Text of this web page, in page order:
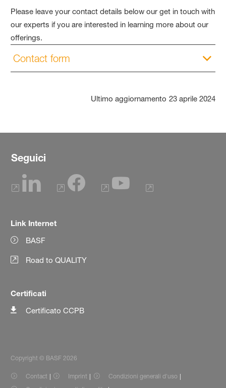
Please leave your contact details below our get in touch with
our experts if you are interested in learning more about our
offerings.
Contact form
Ultimo aggiornamento 23 aprile 2024
Seguici
Link Internet
BASF
Road to QUALITY
Certificati
Certificato CCPB
Copyright © BASF 2026
Contact Imprint
Condizioni generali d'uso